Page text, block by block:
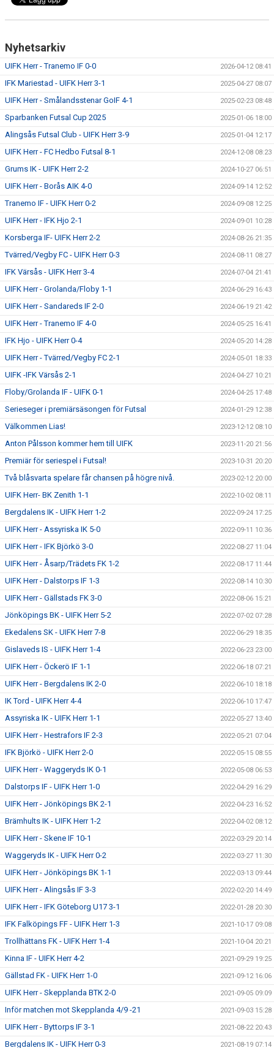
Nyhetsarkiv
UIFK Herr - Tranemo IF 0-0 2026-04-12 08:41
IFK Mariestad - UIFK Herr 3-1 2025-04-27 08:07
UIFK Herr - Smålandsstenar GoIF 4-1 2025-02-23 08:48
Sparbanken Futsal Cup 2025 2025-01-06 18:00
Alingsås Futsal Club - UIFK Herr 3-9 2025-01-04 12:17
UIFK Herr - FC Hedbo Futsal 8-1 2024-12-08 08:23
Grums IK - UIFK Herr 2-2 2024-10-27 06:51
UIFK Herr - Borås AIK 4-0 2024-09-14 12:52
Tranemo IF - UIFK Herr 0-2 2024-09-08 12:25
UIFK Herr - IFK Hjo 2-1 2024-09-01 10:28
Korsberga IF- UIFK Herr 2-2 2024-08-26 21:35
Tvärred/Vegby FC - UIFK Herr 0-3 2024-08-11 08:27
IFK Värsås - UIFK Herr 3-4 2024-07-04 21:41
UIFK Herr - Grolanda/Floby 1-1 2024-06-29 16:43
UIFK Herr - Sandareds IF 2-0 2024-06-19 21:42
UIFK Herr - Tranemo IF 4-0 2024-05-25 16:41
IFK Hjo - UIFK Herr 0-4 2024-05-20 14:28
UIFK Herr - Tvärred/Vegby FC 2-1 2024-05-01 18:33
UIFK -IFK Värsås 2-1 2024-04-27 10:21
Floby/Grolanda IF - UIFK 0-1 2024-04-25 17:48
Serieseger i premiärsäsongen för Futsal 2024-01-29 12:38
Välkommen Lias! 2023-12-12 08:10
Anton Pålsson kommer hem till UIFK 2023-11-20 21:56
Premiär för seriespel i Futsal! 2023-10-31 20:20
Två blåsvarta spelare får chansen på högre nivå. 2023-02-12 20:00
UIFK Herr- BK Zenith 1-1 2022-10-02 08:11
Bergdalens IK - UIFK Herr 1-2 2022-09-24 17:25
UIFK Herr - Assyriska IK 5-0 2022-09-11 10:36
UIFK Herr - IFK Björkö 3-0 2022-08-27 11:04
UIFK Herr - Åsarp/Trädets FK 1-2 2022-08-17 11:44
UIFK Herr - Dalstorps IF 1-3 2022-08-14 10:30
UIFK Herr - Gällstads FK 3-0 2022-08-06 15:21
Jönköpings BK - UIFK Herr 5-2 2022-07-02 07:28
Ekedalens SK - UIFK Herr 7-8 2022-06-29 18:35
Gislaveds IS - UIFK Herr 1-4 2022-06-23 23:00
UIFK Herr - Öckerö IF 1-1 2022-06-18 07:21
UIFK Herr - Bergdalens IK 2-0 2022-06-10 18:18
IK Tord - UIFK Herr 4-4 2022-06-10 17:47
Assyriska IK - UIFK Herr 1-1 2022-05-27 13:40
UIFK Herr - Hestrafors IF 2-3 2022-05-21 07:04
IFK Björkö - UIFK Herr 2-0 2022-05-15 08:55
UIFK Herr - Waggeryds IK 0-1 2022-05-08 06:53
Dalstorps IF - UIFK Herr 1-0 2022-04-29 16:29
UIFK Herr - Jönköpings BK 2-1 2022-04-23 16:52
Brämhults IK - UIFK Herr 1-2 2022-04-02 08:12
UIFK Herr - Skene IF 10-1 2022-03-29 20:14
Waggeryds IK - UIFK Herr 0-2 2022-03-27 11:30
UIFK Herr - Jönköpings BK 1-1 2022-03-13 09:44
UIFK Herr - Alingsås IF 3-3 2022-02-20 14:49
UIFK Herr - IFK Göteborg U17 3-1 2022-01-28 20:30
IFK Falköpings FF - UIFK Herr 1-3 2021-10-17 09:08
Trollhättans FK - UIFK Herr 1-4 2021-10-04 20:21
Kinna IF - UIFK Herr 4-2 2021-09-29 19:25
Gällstad FK - UIFK Herr 1-0 2021-09-12 16:06
UIFK Herr - Skepplanda BTK 2-0 2021-09-05 09:09
Inför matchen mot Skepplanda 4/9 -21 2021-09-03 15:28
UIFK Herr - Byttorps IF 3-1 2021-08-22 20:43
Bergdalens IK - UIFK Herr 0-3 2021-08-19 07:14